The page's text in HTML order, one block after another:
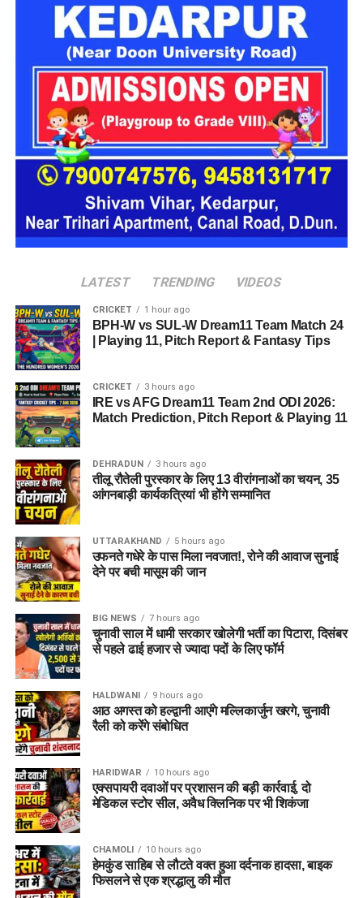
(Participating Companies)
रोजगार मेलेमें देश एवं प्रदेश की कई नामी कंपनियां अभ्यर्थियों का
साक्षात्कार लेने आ रही हैं, जिनमें प्रमुख हैं:
एक्सिस बैंक (Axis Bank)
बारबेक्यू नेशन (Barbeque Nation)
डिक्सॉन (Dixon Technologies)
उत्कर्ष स्मॉल फाइनेंस बैंक (Utkarsh Small Finance Bank)
सीएएमपी-108 (CAMP-108)
एनआईटीटी लिमिटेड (NIIT Limited)
मोचिको (Mochiko Shoes)
टीआई मेडिकोज (TI Medicos)
आईजोन (iZone)
Dehradun Rojgar Mela 2026 :
आवेदन और पंजीकरण प्रक्रिया (How
to Register)
भाग लेने के लिए अभ्यर्थियों का पंजीकरण04 अगस्त, 2026 से शुरू हो
चुका है। इच्छुक अभ्यर्थी साक्षात्कार में शामिल होने से पहले किसी भी कार्य
दिवस में कार्यालय पहुंचकर अपना पंजीकरण करा सकते हैं।
आवश्यक दस्तावेज (Documents
Required):
बायोडाटा / रिज़्यूमे (Resume)(2-3 प्रतियां)
मूल शैक्षिक प्रमाण पत्रएवं उनकी छायाप्रतियां
(Photocopies)
सेवायोजन कार्यालय का पंजीयन कार्ड
पासपोर्ट साइज फोटो
वैध पहचान पत्र
विभाग ने जिले के सभी योग्य एवं इच्छुक युवाओं से अपील की है कि वे समय
पर अपना पंजीकरण कराकर इस रोजगार अवसर का लाभ उठाएं।
LATEST TRENDING VIDEOS
CRICKET 1 hour ago
BPH-W vs SUL-W Dream11 Team Match 24
| Playing 11, Pitch Report & Fantasy Tips
CRICKET 3 hours ago
IRE vs AFG Dream11 Team 2nd ODI 2026:
Match Prediction, Pitch Report & Playing 11
DEHRADUN 3 hours ago
तीलू रौतेली पुरस्कार के लिए 13 वीरांगनाओं का चयन, 35
आंगनबाड़ी कार्यकत्रियां भी होंगे सम्मानित
UTTARAKHAND 5 hours ago
उफनते गधेरे के पास मिला नवजात!, रोने की आवाज सुनाई
देने पर बची मासूम की जान
BIG NEWS 7 hours ago
चुनावी साल में धामी सरकार खोलेगी भर्ती का पिटारा, दिसंबर
से पहले ढाई हजार से ज्यादा पदों के लिए फॉर्म
HALDWANI 9 hours ago
आठ अगस्त को हल्द्वानी आएंगे मल्लिकार्जुन खरगे, चुनावी
रैली को करेंगे संबोधित
HARIDWAR 10 hours ago
एक्सपायरी दवाओं पर प्रशासन की बड़ी कार्रवाई, दो
मेडिकल स्टोर सील, अवैध क्लिनिक पर भी शिकंजा
CHAMOLI 10 hours ago
हेमकुंड साहिब से लौटते वक्त हुआ दर्दनाक हादसा, बाइक
फिसलने से एक श्रद्धालु की मौत